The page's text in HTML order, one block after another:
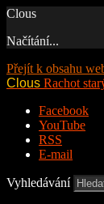
Clous
Načítání...
Přejít k obsahu
Clous Rachot
Facebook
YouTube
RSS
E-mail
Vyhledávání